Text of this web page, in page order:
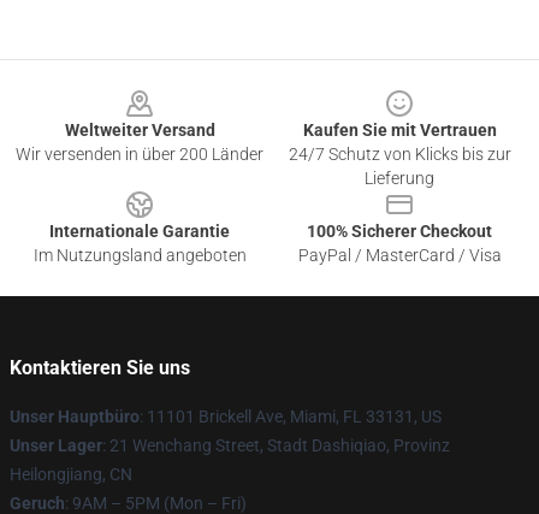
Weltweiter Versand
Wir versenden in über 200 Länder
Kaufen Sie mit Vertrauen
24/7 Schutz von Klicks bis zur
Lieferung
Internationale Garantie
Im Nutzungsland angeboten
100% Sicherer Checkout
PayPal / MasterCard / Visa
Kontaktieren Sie uns
Unser Hauptbüro: 11101 Brickell Ave, Miami, FL 33131, US
Unser Lager: 21 Wenchang Street, Stadt Dashiqiao, Provinz
Heilongjiang, CN
Geruch: 9AM – 5PM (Mon – Fri)